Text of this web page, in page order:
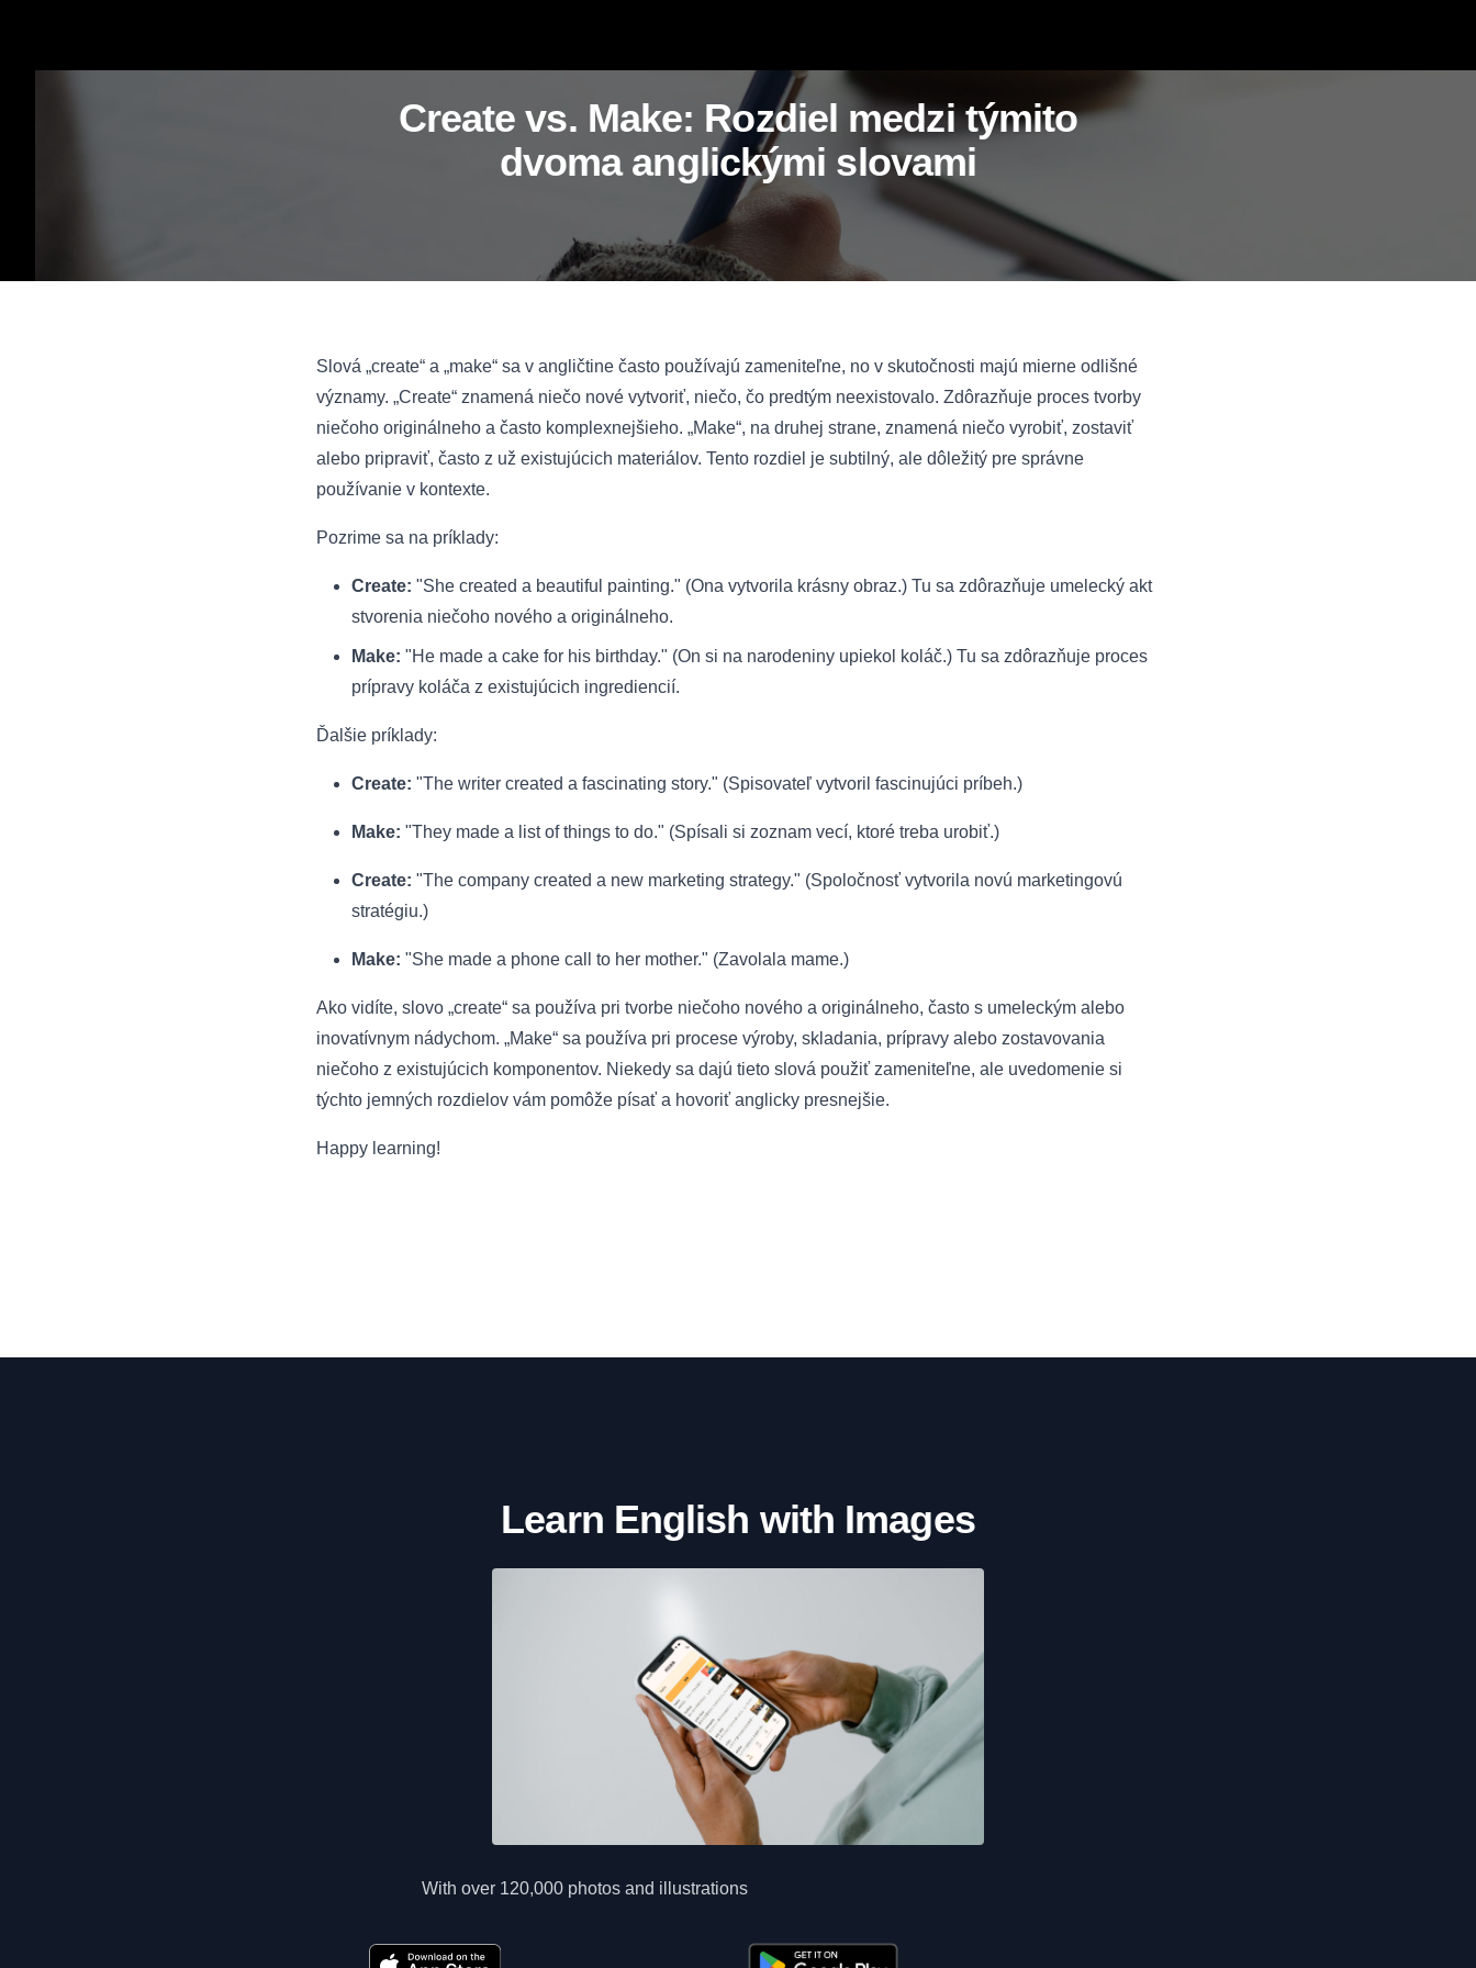
Create vs. Make: Rozdiel medzi týmito
dvoma anglickými slovami
Slová „create“ a „make“ sa v angličtine často používajú zameniteľne, no v skutočnosti majú mierne odlišné
významy. „Create“ znamená niečo nové vytvoriť, niečo, čo predtým neexistovalo. Zdôrazňuje proces tvorby
niečoho originálneho a často komplexnejšieho. „Make“, na druhej strane, znamená niečo vyrobiť, zostaviť
alebo pripraviť, často z už existujúcich materiálov. Tento rozdiel je subtilný, ale dôležitý pre správne
používanie v kontexte.
Pozrime sa na príklady:
Create: "She created a beautiful painting." (Ona vytvorila krásny obraz.) Tu sa zdôrazňuje umelecký akt
stvorenia niečoho nového a originálneho.
Make: "He made a cake for his birthday." (On si na narodeniny upiekol koláč.) Tu sa zdôrazňuje proces
prípravy koláča z existujúcich ingrediencií.
Ďalšie príklady:
Create: "The writer created a fascinating story." (Spisovateľ vytvoril fascinujúci príbeh.)
Make: "They made a list of things to do." (Spísali si zoznam vecí, ktoré treba urobiť.)
Create: "The company created a new marketing strategy." (Spoločnosť vytvorila novú marketingovú
stratégiu.)
Make: "She made a phone call to her mother." (Zavolala mame.)
Ako vidíte, slovo „create“ sa používa pri tvorbe niečoho nového a originálneho, často s umeleckým alebo
inovatívnym nádychom. „Make“ sa používa pri procese výroby, skladania, prípravy alebo zostavovania
niečoho z existujúcich komponentov. Niekedy sa dajú tieto slová použiť zameniteľne, ale uvedomenie si
týchto jemných rozdielov vám pomôže písať a hovoriť anglicky presnejšie.
Happy learning!
Learn English with Images
With over 120,000 photos and illustrations